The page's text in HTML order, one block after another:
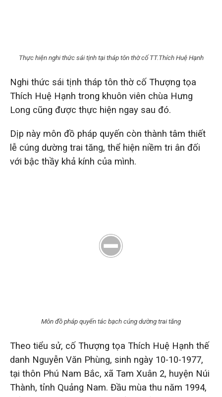
Thực hiện nghi thức sái tịnh tại tháp tôn thờ cố TT.Thích Huệ Hạnh
Nghi thức sái tịnh tháp tôn thờ cố Thượng tọa
Thích Huệ Hạnh trong khuôn viên chùa Hưng
Long cũng được thực hiện ngay sau đó.
Dịp này môn đồ pháp quyến còn thành tâm thiết
lễ cúng dường trai tăng, thể hiện niềm tri ân đối
với bậc thầy khả kính của mình.
Môn đồ pháp quyến tác bạch cúng dường trai tăng
Theo tiểu sử, cố Thượng tọa Thích Huệ Hạnh thế
danh Nguyễn Văn Phùng, sinh ngày 10-10-1977,
tại thôn Phú Nam Bắc, xã Tam Xuân 2, huyện Núi
Thành, tỉnh Quảng Nam. Đầu mùa thu năm 1994,